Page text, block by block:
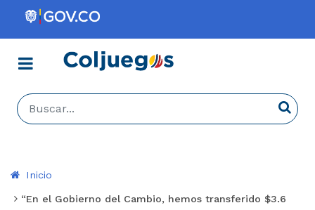
Coljuegos
Menú
Buscar...
Inicio
“En el Gobierno del Cambio, hemos transferido $3.6